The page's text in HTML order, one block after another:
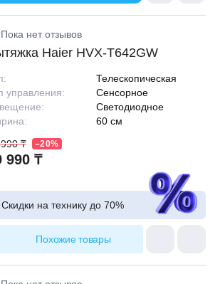
Пока нет отзывов
Haier HVX-T642GW
Телескопическая
управления:
Сенсорное
Светодиодное
60 см
990 ₸
₸ –20%
Скидки на технику до 70%
Похожие товары